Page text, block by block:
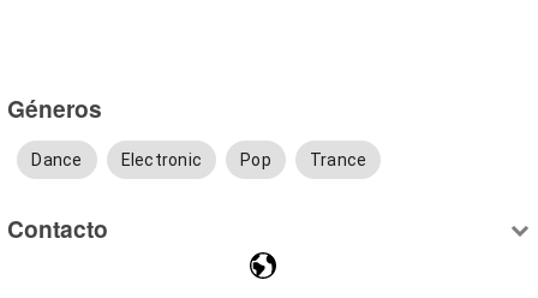
Géneros
Dance Electronic Pop Trance
Contacto